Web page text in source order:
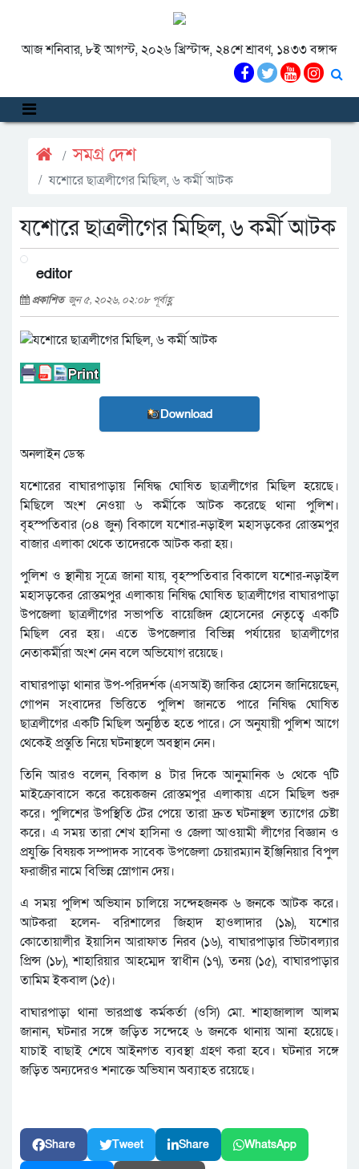
আজ শনিবার, ৮ই আগস্ট, ২০২৬ খ্রিস্টাব্দ, ২৪শে শ্রাবণ, ১৪৩৩ বঙ্গাব্দ
সমগ্র দেশ
যশোরে ছাত্রলীগের মিছিল, ৬ কর্মী আটক
যশোরে ছাত্রলীগের মিছিল, ৬ কর্মী আটক
editor
প্রকাশিত জুন ৫, ২০২৬, ০২:০৮ পূর্বাহ্ণ
Download
অনলাইন ডেস্ক
যশোরের বাঘারপাড়ায় নিষিদ্ধ ঘোষিত ছাত্রলীগের মিছিল হয়েছে।
মিছিলে অংশ নেওয়া ৬ কর্মীকে আটক করেছে থানা পুলিশ।
বৃহস্পতিবার (০৪ জুন) বিকালে যশোর-নড়াইল মহাসড়কের রোস্তমপুর
বাজার এলাকা থেকে তাদেরকে আটক করা হয়।
পুলিশ ও স্থানীয় সূত্রে জানা যায়, বৃহস্পতিবার বিকালে যশোর-নড়াইল
মহাসড়কের রোস্তমপুর এলাকায় নিষিদ্ধ ঘোষিত ছাত্রলীগের বাঘারপাড়া
উপজেলা ছাত্রলীগের সভাপতি বায়েজিদ হোসেনের নেতৃত্বে একটি
মিছিল বের হয়। এতে উপজেলার বিভিন্ন পর্যায়ের ছাত্রলীগের
নেতাকর্মীরা অংশ নেন বলে অভিযোগ রয়েছে।
বাঘারপাড়া থানার উপ-পরিদর্শক (এসআই) জাকির হোসেন জানিয়েছেন,
গোপন সংবাদের ভিত্তিতে পুলিশ জানতে পারে নিষিদ্ধ ঘোষিত
ছাত্রলীগের একটি মিছিল অনুষ্ঠিত হতে পারে। সে অনুযায়ী পুলিশ আগে
থেকেই প্রস্তুতি নিয়ে ঘটনাস্থলে অবস্থান নেন।
তিনি আরও বলেন, বিকাল ৪ টার দিকে আনুমানিক ৬ থেকে ৭টি
মাইক্রোবাসে করে কয়েকজন রোস্তমপুর এলাকায় এসে মিছিল শুরু
করে। পুলিশের উপস্থিতি টের পেয়ে তারা দ্রুত ঘটনাস্থল ত্যাগের চেষ্টা
করে। এ সময় তারা শেখ হাসিনা ও জেলা আওয়ামী লীগের বিজ্ঞান ও
প্রযুক্তি বিষয়ক সম্পাদক সাবেক উপজেলা চেয়ারম্যান ইঞ্জিনিয়ার বিপুল
ফরাজীর নামে বিভিন্ন স্লোগান দেয়।
এ সময় পুলিশ অভিযান চালিয়ে সন্দেহজনক ৬ জনকে আটক করে।
আটকরা হলেন- বরিশালের জিহাদ হাওলাদার (১৯), যশোর
কোতোয়ালীর ইয়াসিন আরাফাত নিরব (১৬), বাঘারপাড়ার ভিটাবল্যার
প্রিন্স (১৮), শাহারিয়ার আহম্মেদ স্বাধীন (১৭), তনয় (১৫), বাঘারপাড়ার
তামিম ইকবাল (১৫)।
বাঘারপাড়া থানা ভারপ্রাপ্ত কর্মকর্তা (ওসি) মো. শাহাজালাল আলম
জানান, ঘটনার সঙ্গে জড়িত সন্দেহে ৬ জনকে থানায় আনা হয়েছে।
যাচাই বাছাই শেষে আইনগত ব্যবস্থা গ্রহণ করা হবে। ঘটনার সঙ্গে
জড়িত অন্যদেরও শনাক্তে অভিযান অব্যাহত রয়েছে।
Share Tweet Share WhatsApp